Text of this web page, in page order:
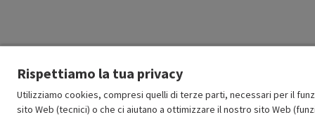
Rispettiamo la tua privacy
Utilizziamo cookies, compresi quelli di terze parti, necessari per il
sito Web (tecnici) o che ci aiutano a ottimizzare il nostro sito Web